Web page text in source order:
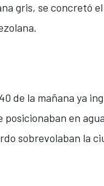
gris, se concretó
de la mañana ya
en
sobrevolaban la